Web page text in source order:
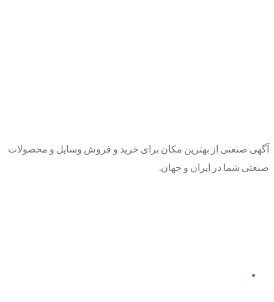
آگهی صنعتی از بهترین مکان برای خرید و فروش وسایل و محصولات
صنعتی شما در ایران و جهان.